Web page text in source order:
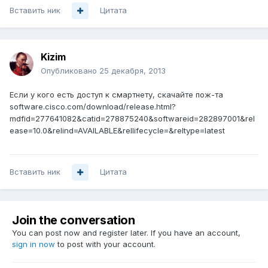
Вставить ник Цитата
Kizim
Опубликовано 25 декабря, 2013
Если у кого есть доступ к смартнету, скачайте пож-та
software.cisco.com/download/release.html?
mdfid=277641082&catid=278875240&softwareid=282897001&rel
ease=10.0&relind=AVAILABLE&rellifecycle=&reltype=latest
Вставить ник Цитата
Join the conversation
You can post now and register later. If you have an account,
sign in now to post with your account.